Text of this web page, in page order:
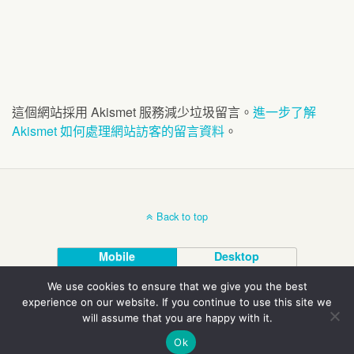
這個網站採用 Akismet 服務減少垃圾留言。 進一步了解
Akismet 如何處理網站訪客的留言資料 。
Back to top
Mobile Desktop
©1995-2020 陳凱劭
We use cookies to ensure that we give you the best
experience on our website. If you continue to use this site we
will assume that you are happy with it.
Ok